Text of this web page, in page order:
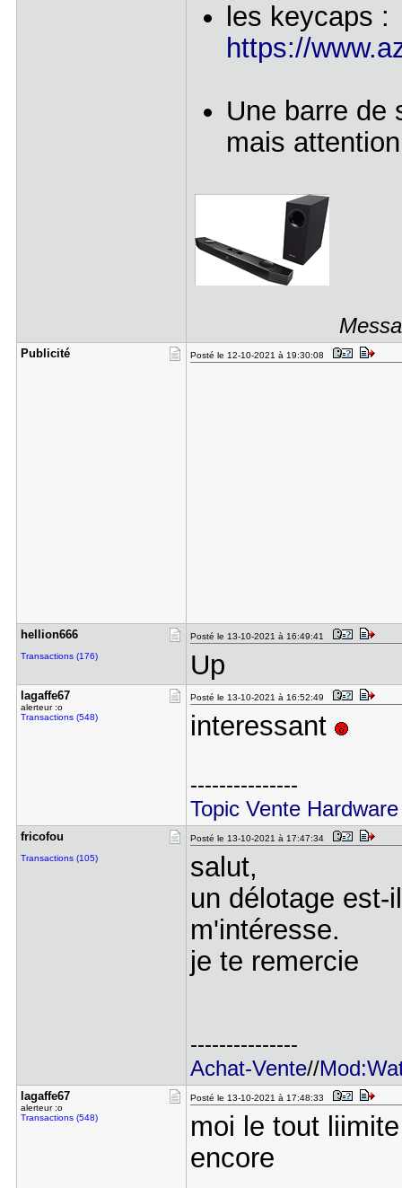
les keycaps :
https://
Une barre de
mais
Publicité Posté le 12-10-2021 à 19:30:08
hellion666
Transactions (176)
Posté le 13-10-2021 à 16:49:41
Up
lagaffe67
alerteur :o
Transactions (548)
Posté le 13-10-2021 à 16:52:49
interessant
---------------
Topic Vente Hardware
fricofou
Transactions (105)
Posté le 13-10-2021 à 17:47:34
salut,
un délotage est-
m'intéresse.
je te remercie
---------------
Achat-Vente//
lagaffe67
alerteur :o
Transactions (548)
Posté le 13-10-2021 à 17:48:33
moi le tout
encore